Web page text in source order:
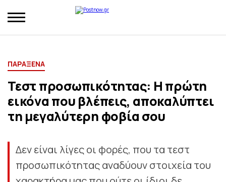
ΠΑΡΑΞΕΝΑ
Τεστ προσωπικότητας: Η πρώτη
εικόνα που βλέπεις, αποκαλύπτει
τη μεγαλύτερη φοβία σου
Δεν είναι λίγες οι φορές, που τα τεστ
προσωπικότητας αναδύουν στοιχεία του